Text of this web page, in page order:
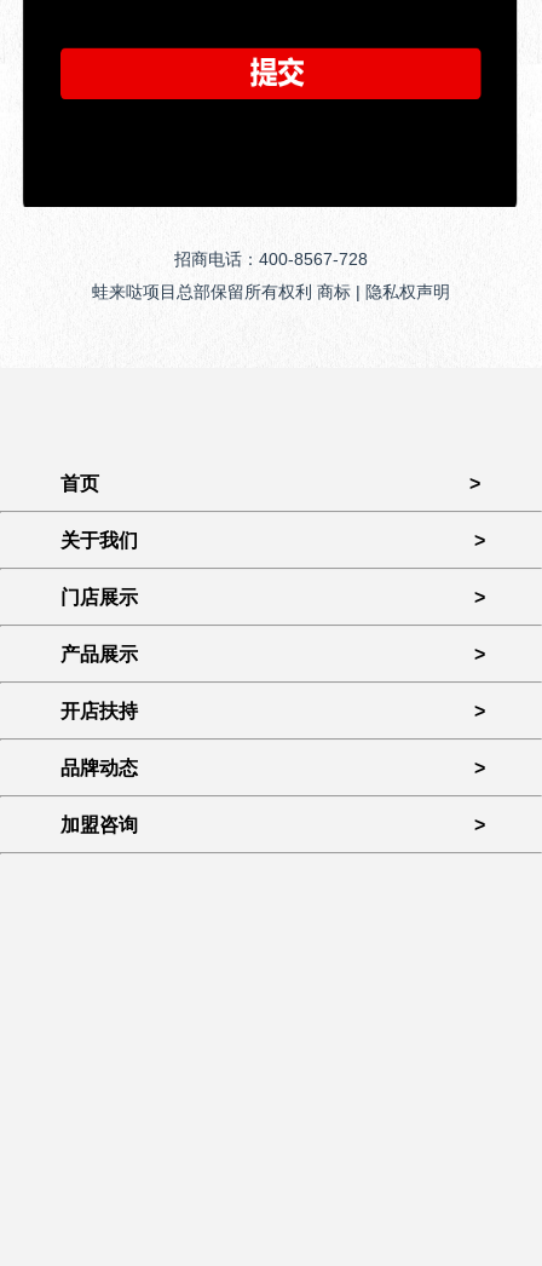
招商电话：400-8567-728
蛙来哒项目总部保留所有权利 商标 | 隐私权声明
首页 >
关于我们 >
门店展示 >
产品展示 >
开店扶持 >
品牌动态 >
加盟咨询 >